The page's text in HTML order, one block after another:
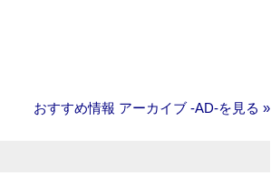
おすすめ情報 アーカイブ ‐AD‐を見る »